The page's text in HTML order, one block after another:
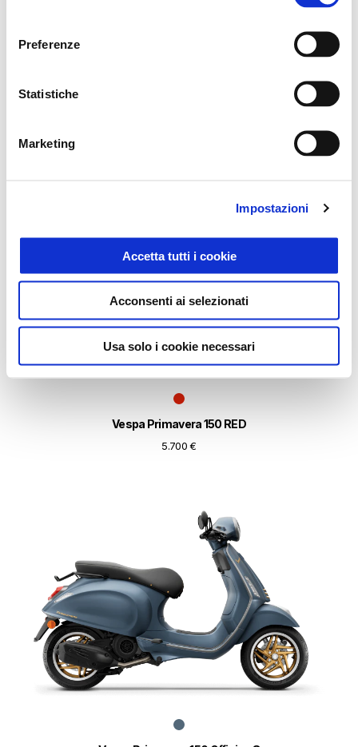
Preferenze
Statistiche
Marketing
Impostazioni
Accetta tutti i cookie
Acconsenti ai selezionati
Usa solo i cookie necessari
Vespa Primavera 150 RED
5.700 €